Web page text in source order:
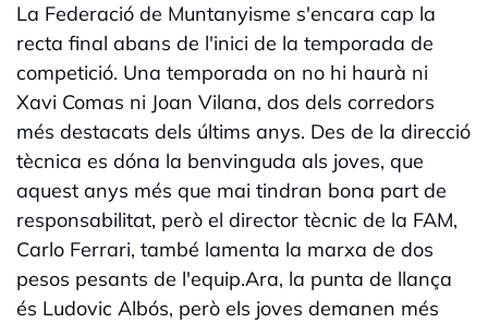
La Federació de Muntanyisme s'encara cap la
recta final abans de l'inici de la temporada de
competició. Una temporada on no hi haurà ni
Xavi Comas ni Joan Vilana, dos dels corredors
més destacats dels últims anys. Des de la direcció
tècnica es dóna la benvinguda als joves, que
aquest anys més que mai tindran bona part de
responsabilitat, però el director tècnic de la FAM,
Carlo Ferrari, també lamenta la marxa de dos
pesos pesants de l'equip.Ara, la punta de llança
és Ludovic Albós, però els joves demanen més